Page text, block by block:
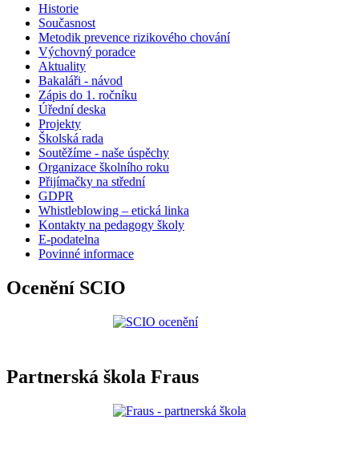
Historie
Současnost
Metodik prevence rizikového chování
Výchovný poradce
Aktuality
Bakaláři - návod
Zápis do 1. ročníku
Úřední deska
Projekty
Školská rada
Soutěžíme - naše úspěchy
Organizace školního roku
Přijímačky na střední
GDPR
Whistleblowing – etická linka
Kontakty na pedagogy školy
E-podatelna
Povinné informace
Ocenění SCIO
Partnerská škola Fraus